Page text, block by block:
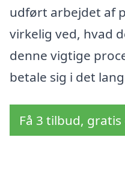
udført arbejdet af
virkelig ved, hvad
denne vigtige
betale sig i det
Få 3 tilbud,